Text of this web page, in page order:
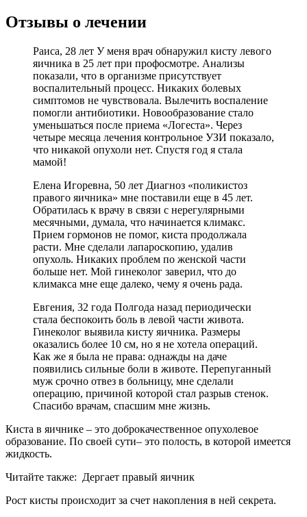
Отзывы о лечении
Раиса, 28 лет ­У меня врач обнаружил кисту левого
яичника в 25 лет при профосмотре. Анализы
показали, что в организме присутствует
воспалительный процесс. Никаких болевых
симптомов не чувствовала. Вылечить воспаление
помогли антибиотики. Новообразование стало
уменьшаться после приема «Логеста». Через
четыре месяца лечения контрольное УЗИ показало,
что никакой опухоли нет. Спустя год я стала
мамой!
Елена Игоревна, 50 лет ­Диагноз «поликистоз
правого яичника» мне поставили еще в 45 лет.
Обратилась к врачу в связи с нерегулярными
месячными, думала, что начинается климакс.
Прием гормонов не помог, киста продолжала
расти. Мне сделали лапароскопию, удалив
опухоль. Никаких проблем по женской части
больше нет. Мой гинеколог заверил, что до
климакса мне еще далеко, чему я очень рада.
Евгения, 32 года ­Полгода назад периодически
стала беспокоить боль в левой части живота.
Гинеколог выявила кисту яичника. Размеры
оказались более 10 см, но я не хотела операций.
Как же я была не права: однажды на даче
появились сильные боли в животе. Перепуганный
муж срочно отвез в больницу, мне сделали
операцию, причиной которой стал разрыв стенок.
Спасибо врачам, спасшим мне жизнь.
Киста в яичнике – это доброкачественное опухолевое
образование. По своей сути– это полость, в которой имеется
жидкость.
Читайте также: Дергает правый яичник
Рост кисты происходит за счет накопления в ней секрета.